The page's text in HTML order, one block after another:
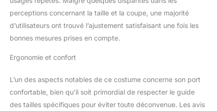
perceptions concernant la taille et la coupe, une majorité
d’utilisateurs ont trouvé l’ajustement satisfaisant une fois les
bonnes mesures prises en compte.
Ergonomie et confort
L’un des aspects notables de ce costume concerne son port
confortable, bien qu’il soit primordial de respecter le guide
des tailles spécifiques pour éviter toute déconvenue. Les avis